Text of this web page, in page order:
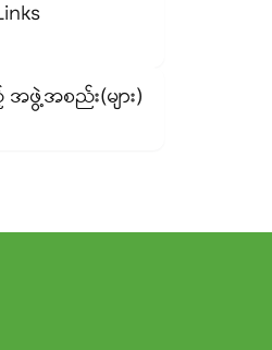
အစည်း(များ)